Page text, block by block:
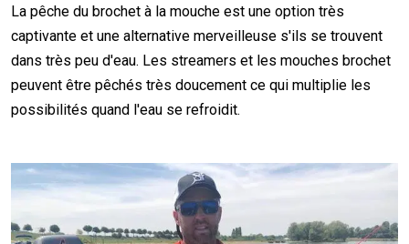
La pêche du brochet à la mouche est une option très
captivante et une alternative merveilleuse s'ils se trouvent
dans très peu d'eau. Les streamers et les mouches brochet
peuvent être pêchés très doucement ce qui multiplie les
possibilités quand l'eau se refroidit.